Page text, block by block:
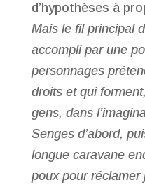
d’hypothèses à
Mais le fil principal
accompli par une
personnages
droits et qui
gens, dans
Senges d’abord,
longue caravane
poux pour réclamer